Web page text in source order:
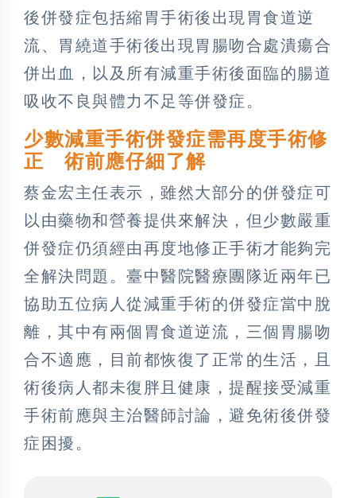
後併發症包括縮胃手術後出現胃食道逆
流、胃繞道手術後出現胃腸吻合處潰瘍合
併出血，以及所有減重手術後面臨的腸道
吸收不良與體力不足等併發症。
少數減重手術併發症需再度手術修
正 術前應仔細了解
蔡金宏主任表示，雖然大部分的併發症可
以由藥物和營養提供來解決，但少數嚴重
併發症仍須經由再度地修正手術才能夠完
全解決問題。臺中醫院醫療團隊近兩年已
協助五位病人從減重手術的併發症當中脫
離，其中有兩個胃食道逆流，三個胃腸吻
合不適應，目前都恢復了正常的生活，且
術後病人都未復胖且健康，提醒接受減重
手術前應與主治醫師討論，避免術後併發
症困擾。